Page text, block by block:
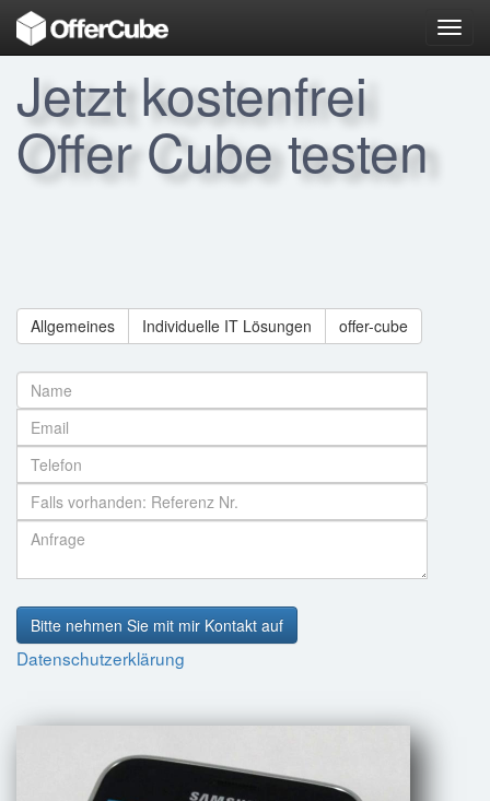
Jetzt kostenfrei
Offer Cube testen
Allgemeines Individuelle IT Lösungen offer-cube
Bitte nehmen Sie mit mir Kontakt auf
Datenschutzerklärung